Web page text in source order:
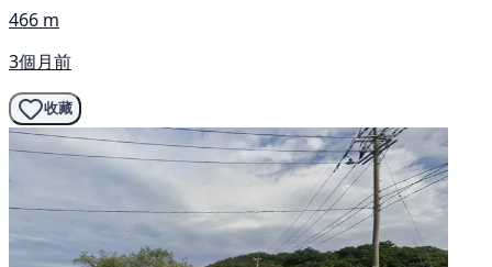
466 m
3個月前
收藏